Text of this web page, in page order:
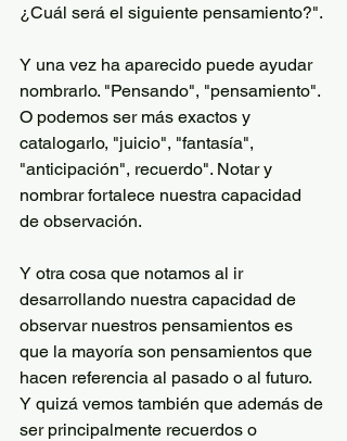
¿Cuál será el siguiente pensamiento?".
Y una vez ha aparecido puede ayudar
nombrarlo. "Pensando", "pensamiento".
O podemos ser más exactos y
catalogarlo, "juicio", "fantasía",
"anticipación", recuerdo". Notar y
nombrar fortalece nuestra capacidad
de observación.
Y otra cosa que notamos al ir
desarrollando nuestra capacidad de
observar nuestros pensamientos es
que la mayoría son pensamientos que
hacen referencia al pasado o al futuro.
Y quizá vemos también que además de
ser principalmente recuerdos o